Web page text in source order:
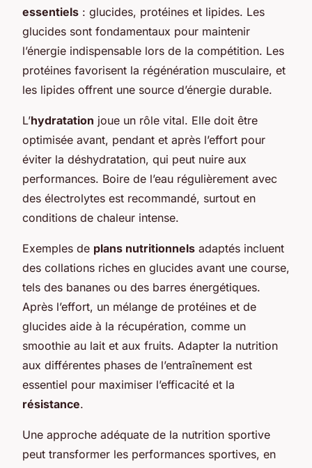
essentiels : glucides, protéines et lipides. Les
glucides sont fondamentaux pour maintenir
l’énergie indispensable lors de la compétition. Les
protéines favorisent la régénération musculaire, et
les lipides offrent une source d’énergie durable.
L’hydratation joue un rôle vital. Elle doit être
optimisée avant, pendant et après l’effort pour
éviter la déshydratation, qui peut nuire aux
performances. Boire de l’eau régulièrement avec
des électrolytes est recommandé, surtout en
conditions de chaleur intense.
Exemples de plans nutritionnels adaptés incluent
des collations riches en glucides avant une course,
tels des bananes ou des barres énergétiques.
Après l’effort, un mélange de protéines et de
glucides aide à la récupération, comme un
smoothie au lait et aux fruits. Adapter la nutrition
aux différentes phases de l’entraînement est
essentiel pour maximiser l’efficacité et la
résistance.
Une approche adéquate de la nutrition sportive
peut transformer les performances sportives, en